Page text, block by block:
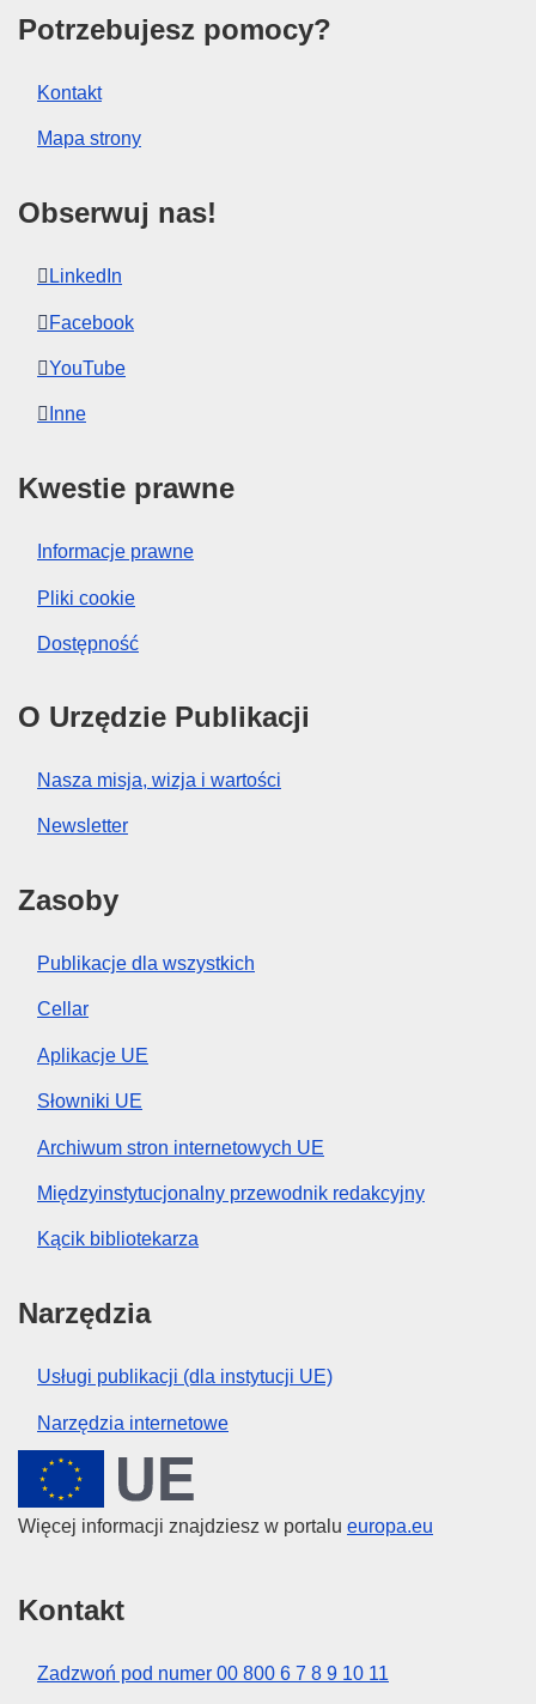
Potrzebujesz pomocy?
Kontakt
Mapa strony
Obserwuj nas!
LinkedIn
Facebook
YouTube
Inne
Kwestie prawne
Informacje prawne
Pliki cookie
Dostępność
O Urzędzie Publikacji
Nasza misja, wizja i wartości
Newsletter
Zasoby
Publikacje dla wszystkich
Cellar
Aplikacje UE
Słowniki UE
Archiwum stron internetowych UE
Międzyinstytucjonalny przewodnik redakcyjny
Kącik bibliotekarza
Narzędzia
Usługi publikacji (dla instytucji UE)
Narzędzia internetowe
Unia Europejska
Więcej informacji znajdziesz w portalu europa.eu
Kontakt
Zadzwoń pod numer 00 800 6 7 8 9 10 11